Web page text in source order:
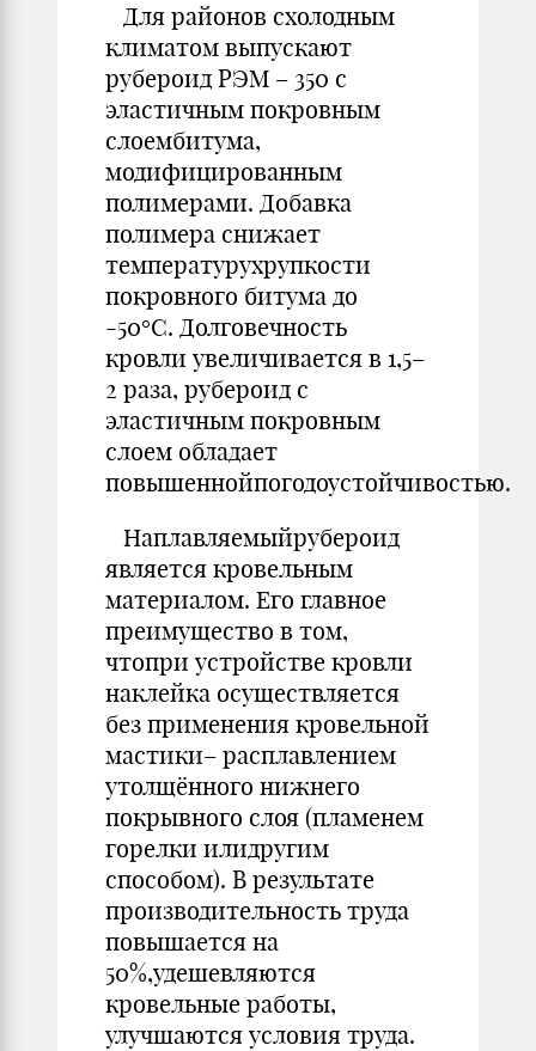
Для районов схолодным
климатом выпускают
рубероид РЭМ – 350 с
эластичным покровным
слоембитума,
модифицированным
полимерами. Добавка
полимера снижает
температурухрупкости
покровного битума до
-50°С. Долговечность
кровли увеличивается в 1,5–
2 раза, рубероид с
эластичным покровным
слоем обладает
повышеннойпогодоустойчивостью.
Наплавляемыйрубероид
является кровельным
материалом. Его главное
преимущество в том,
чтопри устройстве кровли
наклейка осуществляется
без применения кровельной
мастики– расплавлением
утолщённого нижнего
покрывного слоя (пламенем
горелки илидругим
способом). В результате
производительность труда
повышается на
50%,удешевляются
кровельные работы,
улучшаются условия труда.